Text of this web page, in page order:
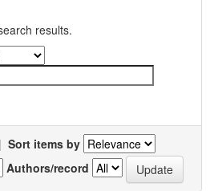
results.
| Sort items by
Authors/record